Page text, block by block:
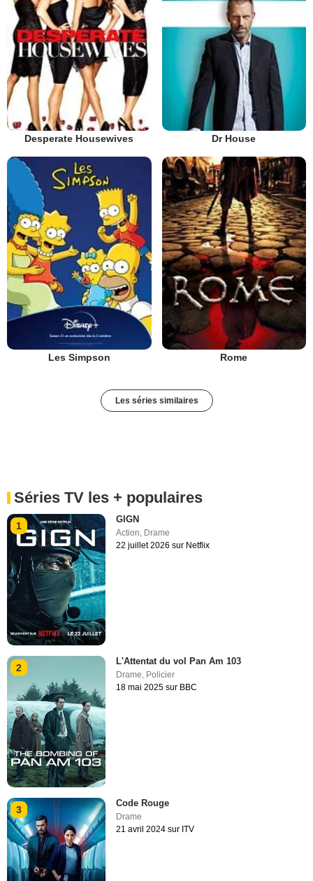
Desperate Housewives Dr House
Les Simpson Rome
Les séries similaires
Séries TV les + populaires
1
GIGN
Action Drame
22 juillet 2026 sur Netflix
2
L'Attentat du vol Pan Am 103
Drame, Policier
18 mai 2025 sur BBC
3
Code Rouge
Drame
21 avril 2024 sur ITV